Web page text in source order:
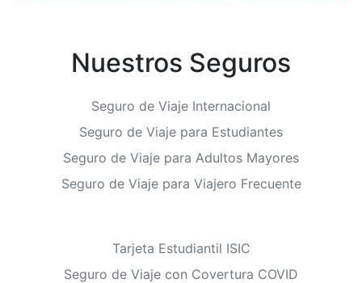
Nuestros Seguros
Seguro de Viaje Internacional
Seguro de Viaje para Estudiantes
Seguro de Viaje para Adultos Mayores
Seguro de Viaje para Viajero Frecuente
Tarjeta Estudiantil ISIC
Seguro de Viaje con Covertura COVID